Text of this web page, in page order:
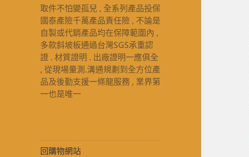
取件不怕變孤兒 , 全系列產品投保
國泰產險千萬產品責任險 , 不論是
自製或代銷產品均在保障範圍內 ,
多款斜坡板通過台灣SGS承重認
證 . 材質證明 . 出廠證明一應俱全
, 從現場量測.溝通規劃到全方位產
品及後勤支援一條龍服務 , 業界第
一也是唯一
回購物網站